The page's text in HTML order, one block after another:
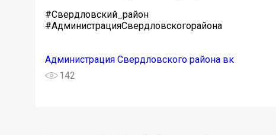
#Свердловский_район
#АдминистрацияСвердловскогорайона
Администрация Свердловского района вк
142